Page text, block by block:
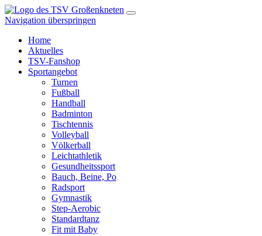
Navigation überspringen
Home
Aktuelles
TSV-Fanshop
Sportangebot
Turnen
Fußball
Handball
Badminton
Tischtennis
Volleyball
Völkerball
Leichtathletik
Gesundheitssport
Bauch, Beine, Po
Radsport
Gymnastik
Step-Aerobic
Standardtanz
Fit mit Baby